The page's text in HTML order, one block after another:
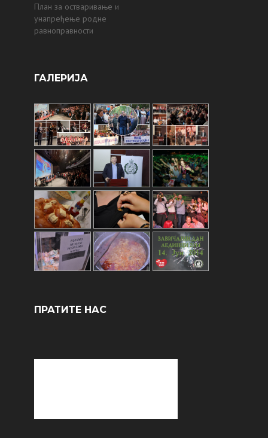
План за остваривање и
унапређење родне
равноправности
ГАЛЕРИЈА
ПРАТИТЕ НАС